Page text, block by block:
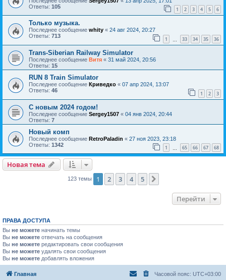
Ответы: 105 1 2 3 4 5 6
Только музыка.
Последнее сообщение whity « 24 авг 2024, 20:27
Ответы: 713 1 33 34 35 36
Trans-Siberian Railway Simulator
Последнее сообщение Витя « 31 май 2024, 20:56
Ответы: 15
RUN 8 Train Simulator
Последнее сообщение Криведко « 07 апр 2024, 13:07
Ответы: 46 1 2 3
С новым 2024 годом!
Последнее сообщение Sergey1507 « 04 янв 2024, 20:44
Ответы: 7
Новый комп
Последнее сообщение RetroPaladin « 27 ноя 2023, 23:18
Ответы: 1342 1 65 66 67 68
Новая тема
123 темы 1 2 3 4 5
Перейти
ПРАВА ДОСТУПА
Вы не можете начинать темы
Вы не можете отвечать на сообщения
Вы не можете редактировать свои сообщения
Вы не можете удалять свои сообщения
Вы не можете добавлять вложения
Главная Часовой пояс: UTC+03:00